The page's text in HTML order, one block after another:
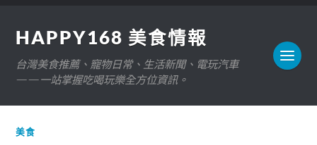
HAPPY168 美食情報
台灣美食推薦、寵物日常、生活新聞、電玩汽車
——一站掌握吃喝玩樂全方位資訊。
美食